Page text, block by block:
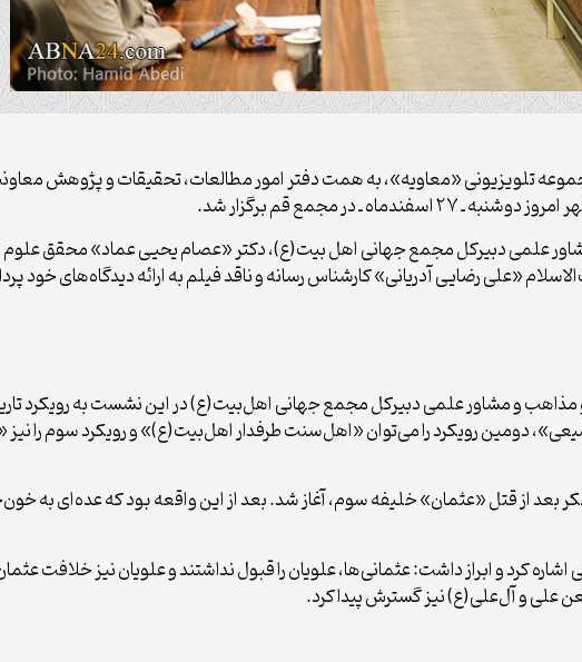
تلویزیونی «معاویه»، به همت دفتر امور مطالعات، تحقیقات و پژوهش
در مجمع قم برگزار شد.
علمی دبیرکل مجمع جهانی اهل بیت(ع)، دکتر «عصام یحیی عماد» محقق
«علی رضایی آدریانی» کارشناس رسانه و ناقد فیلم به ارائه دیدگاه‌های خود
و مشاور علمی دبیرکل مجمع جهانی اهل‌بیت(ع) در این نشست به رویکرد
دومین رویکرد را می‌توان «اهل‌سنت طرفدار اهل‌بیت(ع)» و رویکرد سوم را نیز
بعد از قتل «عثمان» خلیفه سوم، آغاز شد. بعد از این واقعه بود که عده‌ای به
و ابراز داشت: عثمانی‌ها، علویان را قبول نداشتند و علویان نیز خلافت عثمان
علی و آل‌علی(ع) نیز گسترش پیدا کرد.